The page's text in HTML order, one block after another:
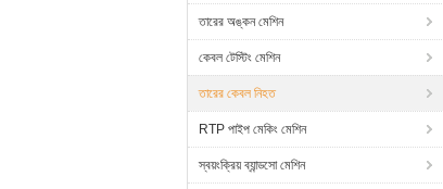
তারের অঙ্কন মেশিন
কেবল টেস্টিং মেশিন
তারের কেবল নিহত
RTP পাইপ মেকিং মেশিন
স্বয়ংক্রিয় ব্যান্ডসো মেশিন